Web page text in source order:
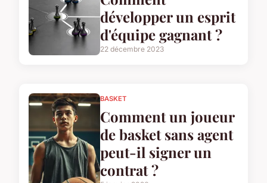
développer un esprit
d'équipe gagnant ?
22 décembre 2023
BASKET
Comment un joueur
de basket sans agent
peut-il signer un
contrat ?